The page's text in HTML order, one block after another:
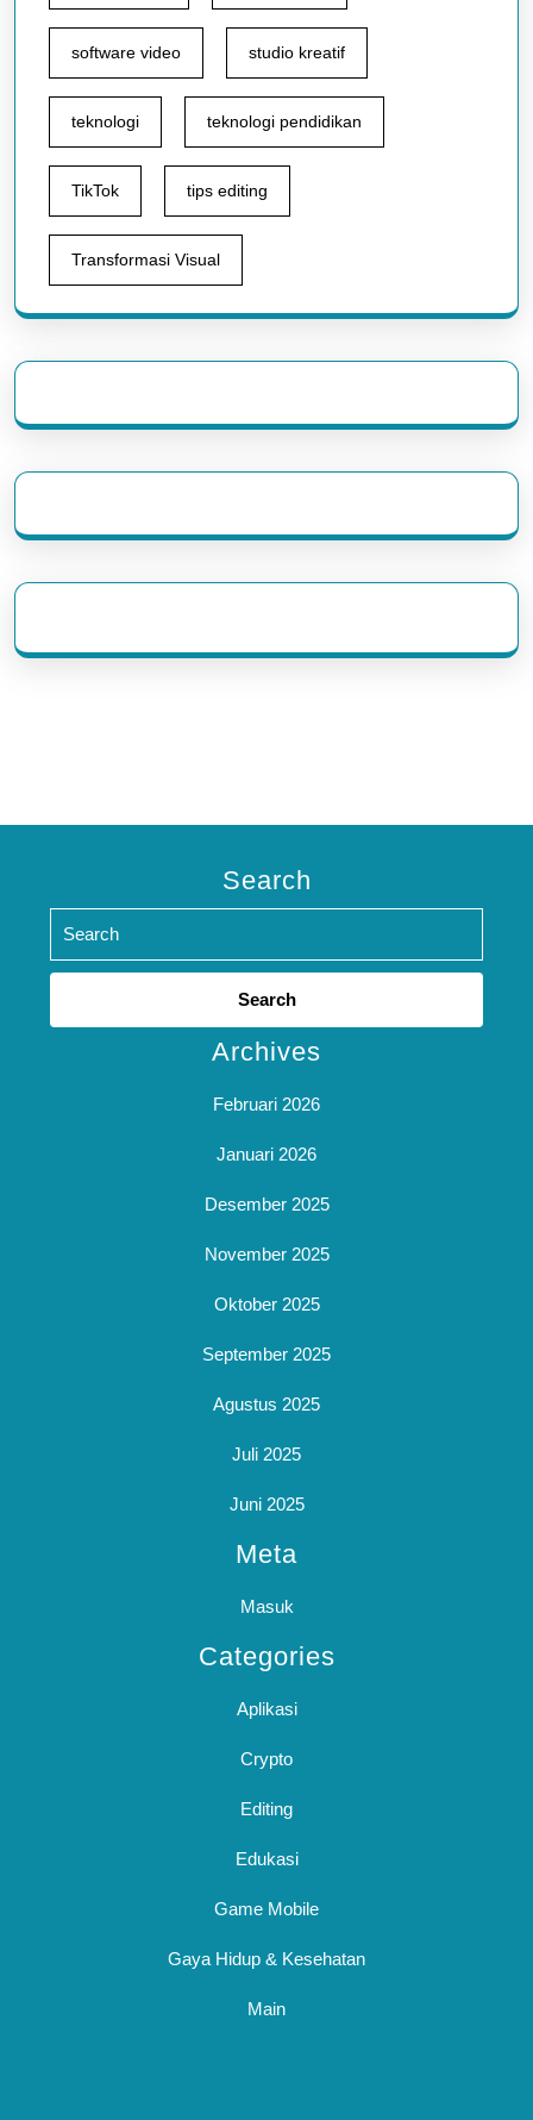
software video studio kreatif
teknologi teknologi pendidikan
TikTok tips editing
Transformasi Visual
Search
Search
Archives
Februari 2026
Januari 2026
Desember 2025
November 2025
Oktober 2025
September 2025
Agustus 2025
Juli 2025
Juni 2025
Meta
Masuk
Categories
Aplikasi
Crypto
Editing
Edukasi
Game Mobile
Gaya Hidup & Kesehatan
Main